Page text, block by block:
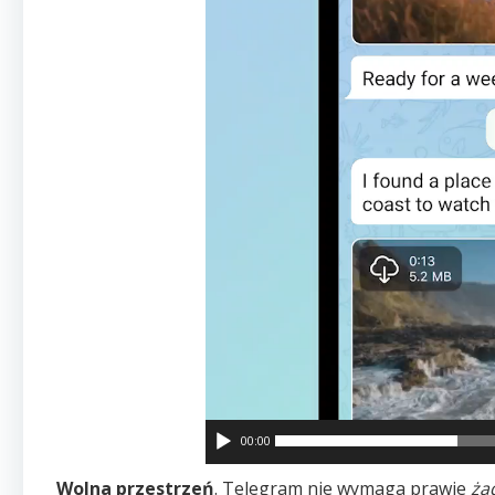
00:00
Wolna przestrzeń. Telegram nie wymaga prawie